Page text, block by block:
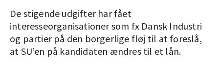
De stigende udgifter har fået
interesseorganisationer som fx Dansk Industri
og partier på den borgerlige fløj til at foreslå,
at SU’en på kandidaten ændres til et lån.